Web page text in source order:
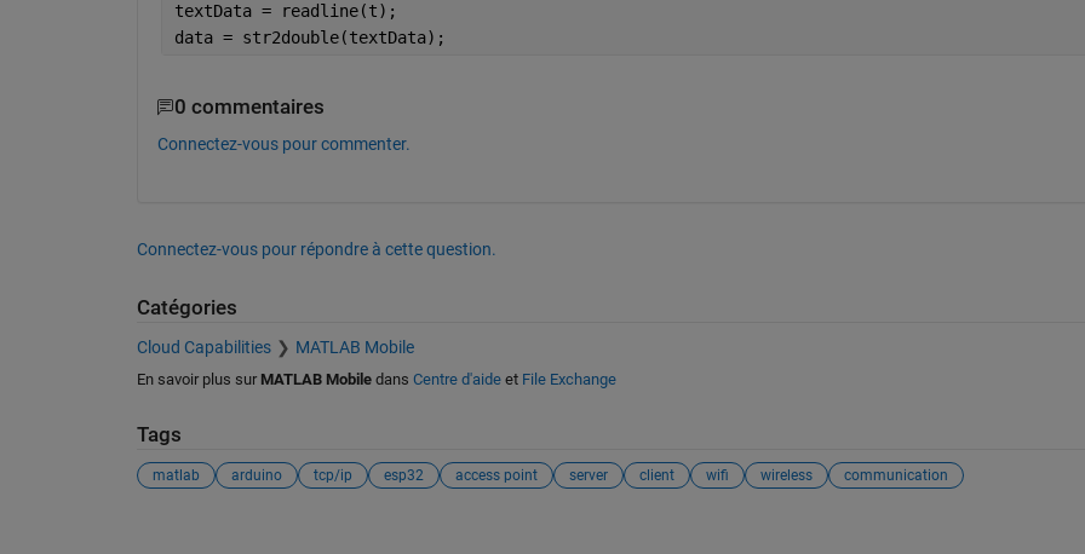
textData = readline(t);
data = str2double(textData);
0 commentaires
Connectez-vous pour commenter.
Connectez-vous pour répondre à cette question.
Catégories
Cloud Capabilities MATLAB Mobile
En savoir plus sur MATLAB Mobiledans Centre d'aideet File Exchange
Tags
matlab arduino tcp/ip esp32 access point server client wifi wireless communication